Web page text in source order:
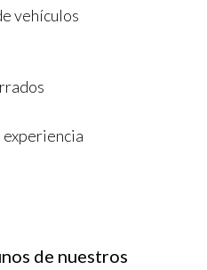
vehículos
experiencia
de nuestros